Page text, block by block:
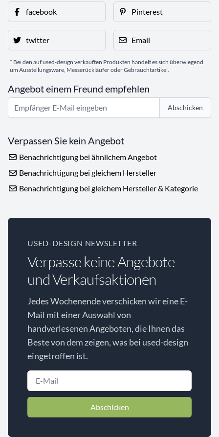
facebook Pinterest
twitter Email
* Bei den auf used-design verkauften Produkten handelt es sich überwiegend
um Ausstellungsware, Messerückläufer oder Gebrauchtartikel.
Angebot einem Freund empfehlen
Abschicken
Verpassen Sie kein Angebot
Benachrichtigung bei ähnlichem Angebot
Benachrichtigung bei gleichem Hersteller
Benachrichtigung bei gleichem Hersteller & Kategorie
USED-DESIGN NEWSLETTER
Verpasse keine Angebote
und Verkaufsaktionen
Jedes Wochenende verschicken wir eine E-
Mail mit einer Auswahl von
handverlesenen Angeboten, die Ihnen das
Beste von dem zeigen, was bei used-design
eingetroffen ist.
Abschicken